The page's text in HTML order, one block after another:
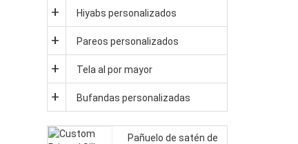
Hiyabs personalizados
Pareos personalizados
Tela al por mayor
Bufandas personalizadas
Pañuelo de satén de